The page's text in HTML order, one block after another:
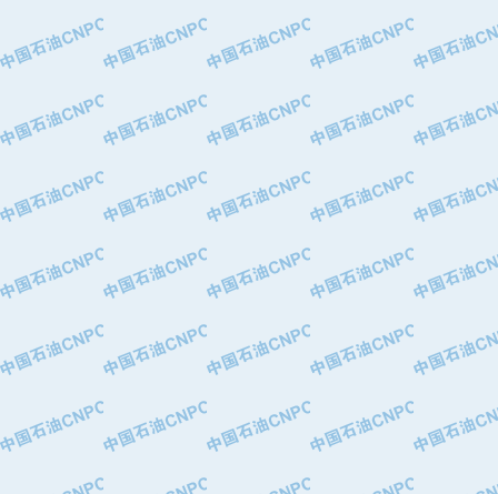
·瓦卢瑞克.曼内斯曼石油专用管（德
·无锡西姆莱斯石油专用管制造有限公
·武汉钢铁（集团）公司
·太原钢铁(集团)有限公司
·马鞍山钢铁股份有限公司
·中国石油天然气股份有限公司兰州石